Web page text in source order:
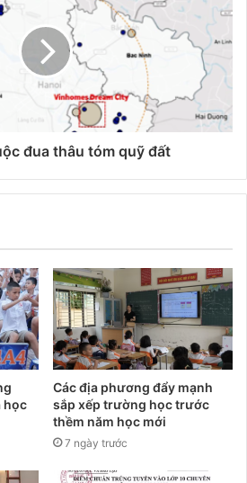
đua thâu tóm quỹ đất
học
Các địa phương đẩy mạnh
sắp xếp trường học trước
thềm năm học mới
7 ngày trước